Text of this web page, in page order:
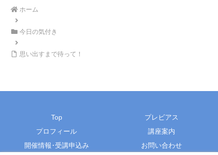
ホーム
今日の気付き
思い出すまで待って！
Top
プレビアス
プロフィール
講座案内
開催情報･受講申込み
お問い合わせ